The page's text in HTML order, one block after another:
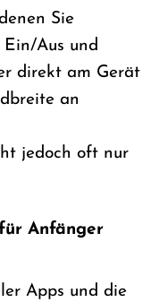
Sie
Aus und
direkt am Gerät
an
jedoch oft nur
Anfänger
Apps und die